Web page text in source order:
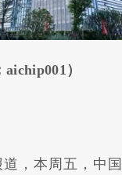
）
，本周五，中